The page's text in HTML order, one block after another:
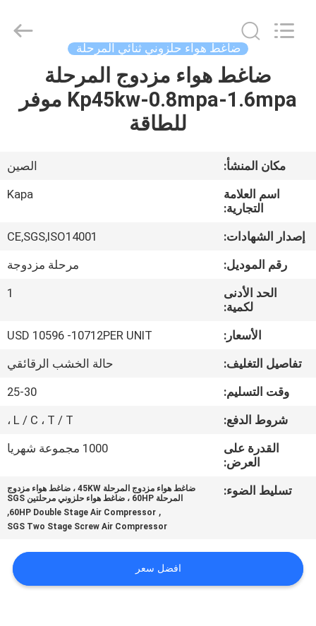
فيديوهات
معلومات
عنا
جولة
المصنع
رقابة
جودة
اتصل
خريطة
الموقع
Technology
ضاغط هواء حلزوني ثنائي المرحلة
ضاغط هواء مزدوج المرحلة
Kp45kw-0.8mpa-1.6mpa موفر
للطاقة
مكان المنشأ:
الصين
اسم العلامة
التجارية:
Kapa
إصدار الشهادات:
CE,SGS,ISO14001
رقم الموديل:
مرحلة مزدوجة
الحد الأدنى
لكمية:
1
الأسعار:
USD 10596 -10712PER UNIT
تفاصيل التغليف:
حالة الخشب الرقائقي
وقت التسليم:
25-30
شروط الدفع:
L / C ، T / T ،
القدرة على
العرض:
1000 مجموعة شهريا
تسليط الضوء:
ضاغط هواء مزدوج المرحلة 45KW ، ضاغط هواء مزدوج
المرحلة 60HP ، ضاغط هواء حلزوني مرحلتين SGS
,
60HP Double Stage Air Compressor
,
SGS Two Stage Screw Air Compressor
افضل سعر